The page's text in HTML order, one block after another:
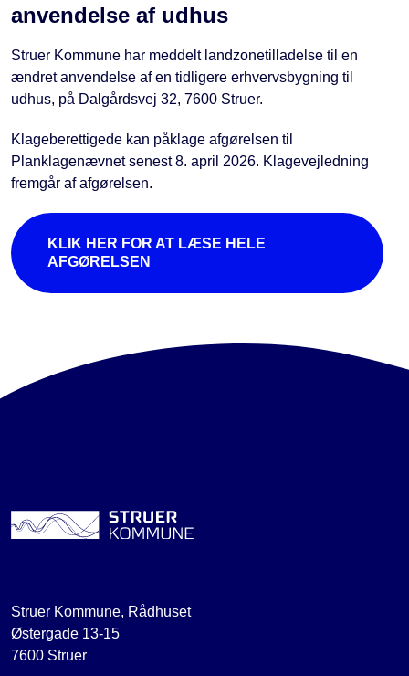
anvendelse af udhus
Struer Kommune har meddelt landzonetilladelse til en
ændret anvendelse af en tidligere erhvervsbygning til
udhus, på Dalgårdsvej 32, 7600 Struer.
Klageberettigede kan påklage afgørelsen til
Planklagenævnet senest 8. april 2026. Klagevejledning
fremgår af afgørelsen.
KLIK HER FOR AT LÆSE HELE
AFGØRELSEN
Struer Kommune, Rådhuset
Østergade 13-15
7600 Struer